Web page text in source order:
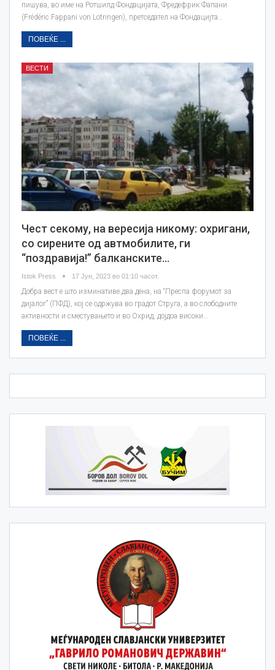
пишува, во име на Ротшилд Фондацијата, Фредефрик Фапани
(Frédéric Fappani von Lotringen), претседател на Фондацијта…
ПОВЕЌЕ ...
ВЕСТИ
Чест секому, на вересија никому: охригани,
со сирените од автмобилите, ги
“поздравија!” балканските…
Istok Press 17 Јун, 2023 во 01:10 часот.
Добра вест е што изминативе два дена, на “Преспа форумот за
дијалог” (ПФД), кој се одржува во градот Струга, а во слободните
активности и сместувањето и во Охрид, дојдоа високи…
ПОВЕЌЕ ...